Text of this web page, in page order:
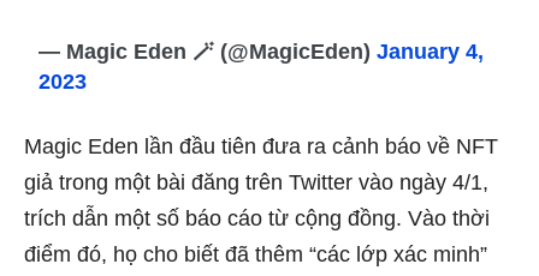
— Magic Eden 🪄 (@MagicEden)January 4,
2023
Magic Eden lần đầu tiên đưa ra cảnh báo về NFT
giả trong một bài đăng trên Twitter vào ngày 4/1,
trích dẫn một số báo cáo từ cộng đồng. Vào thời
điểm đó, họ cho biết đã thêm “các lớp xác minh”